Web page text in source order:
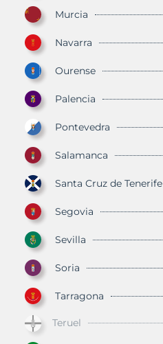
Murcia
Navarra
Ourense
Palencia
Pontevedra
Salamanca
Santa Cruz de Tenerife
Segovia
Sevilla
Soria
Tarragona
Teruel